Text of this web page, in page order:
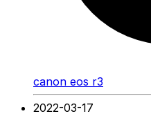
canon eos r3
2022-03-17